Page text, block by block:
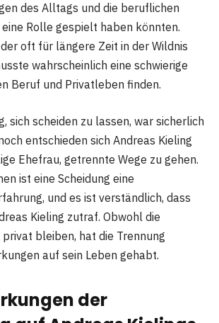
des Alltags und die beruflichen
Rolle gespielt haben könnten.
oft für längere Zeit in der Wildnis
wahrscheinlich eine schwierige
Beruf und Privatleben finden.
sich scheiden zu lassen, war sicherlich
entschieden sich Andreas Kieling
Ehefrau, getrennte Wege zu gehen.
ist eine Scheidung eine
und es ist verständlich, dass
Kieling zutraf. Obwohl die
bleiben, hat die Trennung
auf sein Leben gehabt.
der